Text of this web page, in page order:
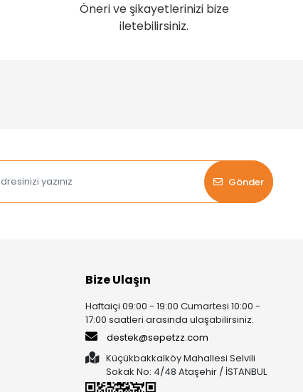
Öneri ve şikayetlerinizi bize
iletebilirsiniz.
Gönder
Bize Ulaşın
Haftaiçi 09:00 - 19:00 Cumartesi 10:00 -
17:00 saatleri arasında ulaşabilirsiniz.
destek@sepetzz.com
Küçükbakkalköy Mahallesi Selvili
Sokak No: 4/48 Ataşehir / İSTANBUL